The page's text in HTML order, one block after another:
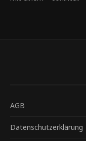
AGB
Datenschutzerklärung